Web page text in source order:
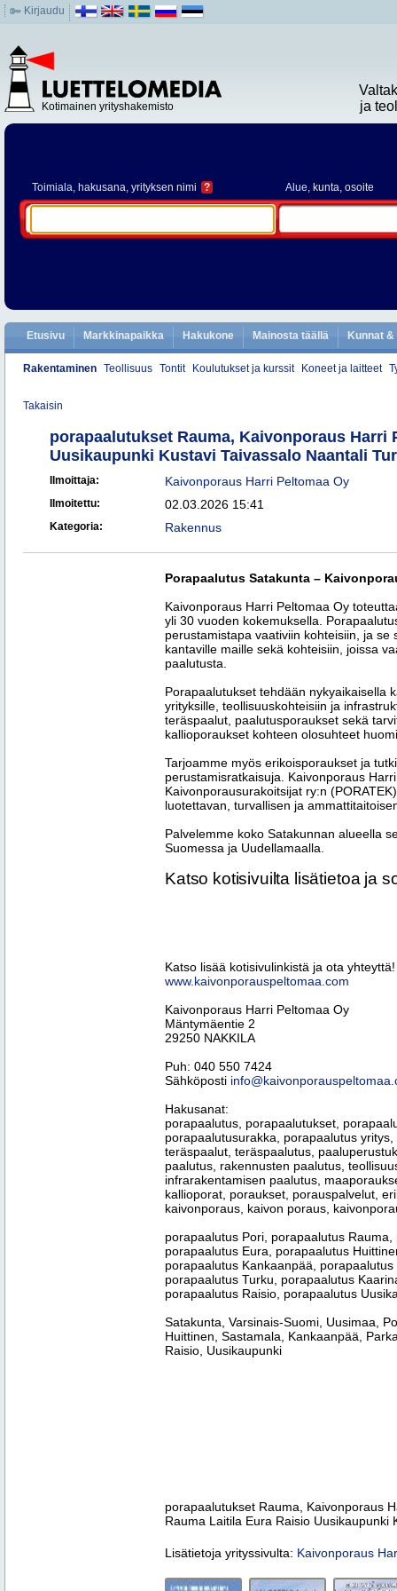
Kirjaudu
Kotimainen yrityshakemisto
ja
Toimiala, hakusana, yrityksen nimi ? Alue, kunta, osoite
Etusivu Markkinapaikka Hakukone Mainosta täällä Kunnat
Rakentaminen Teollisuus Tontit Koulutukset ja kurssit Koneet ja laitteet
Takaisin
porapaalutukset Rauma, Kaivonporaus Harri
Uusikaupunki Kustavi Taivassalo Naantali
Ilmoittaja: Kaivonporaus Harri Peltomaa Oy
Ilmoitettu: 02.03.2026 15:41
Kategoria: Rakennus
Porapaalutus Satakunta –
Kaivonporaus Harri Peltomaa Oy
yli 30 vuoden kokemuksella.
perustamistapa vaativiin kohteisiin, ja se
kantaville maille sekä kohteisiin, joissa
paalutusta.
Porapaalutukset tehdään nykyaikaisella
yrityksille, teollisuuskohteisiin ja
teräspaalut, paalutusporaukset sekä
kallioporaukset kohteen olosuhteet
Tarjoamme myös erikoisporaukset ja
perustamisratkaisuja. Kaivonporaus
Kaivonporausurakoitsijat ry:n
luotettavan, turvallisen ja
Palvelemme koko Satakunnan alueella
Suomessa ja Uudellamaalla.
Katso kotisivuilta lisätietoa ja
Katso lisää kotisivulinkistä ja ota yhteyttä!
www.kaivonporauspeltomaa.com
Kaivonporaus Harri Peltomaa Oy
Mäntymäentie 2
29250 NAKKILA
Puh: 040 550 7424
Sähköposti
Hakusanat:
porapaalutus, porapaalutukset,
porapaalutusurakka, porapaalutus
teräspaalut, teräspaalutus,
paalutus, rakennusten paalutus,
infrarakentamisen paalutus,
kallioporat, poraukset, porauspalvelut,
kaivonporaus, kaivon poraus,
porapaalutus Pori, porapaalutus
porapaalutus Eura, porapaalutus
porapaalutus Kankaanpää, porapaalutus
porapaalutus Turku, porapaalutus
porapaalutus Raisio, porapaalutus
Satakunta, Varsinais-Suomi, Uusimaa,
Huittinen, Sastamala, Kankaanpää,
Raisio, Uusikaupunki
porapaalutukset Rauma, Kaivonporaus
Rauma Laitila Eura Raisio Uusikaupunki
Lisätietoja yrityssivulta: Kaivonporaus